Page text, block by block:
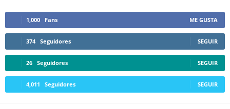
1,000 Fans ME GUSTA
374 Seguidores SEGUIR
26 Seguidores SEGUIR
4,011 Seguidores SEGUIR